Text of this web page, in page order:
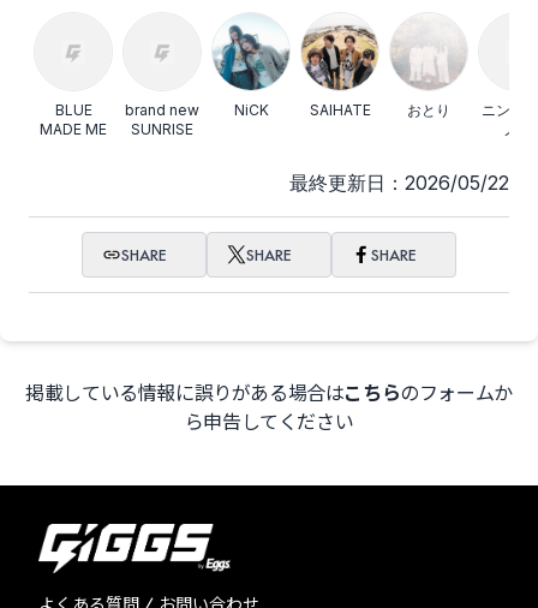
BLUE
MADE ME
brand new
SUNRISE
NiCK SAIHATE おとり
ニンゲ
ノサ
最終更新日：2026/05/22
SHARE SHARE SHARE
掲載している情報に誤りがある場合はこちらのフォームか
ら申告してください